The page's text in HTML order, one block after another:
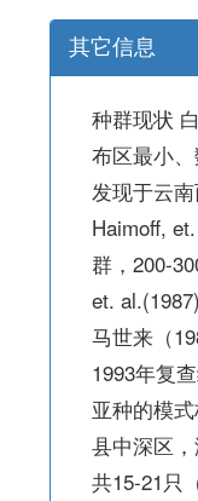
其它信息
种群现状
布区最小
发现于云南
Haimoff,
群，200-
et.
马世来（
1993年复
亚种的模
县中深区
共15-21只